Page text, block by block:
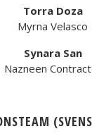
Torra Doza
Myrna Velasco
Synara San
Nazneen